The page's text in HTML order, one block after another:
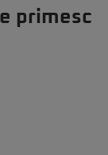
primesc